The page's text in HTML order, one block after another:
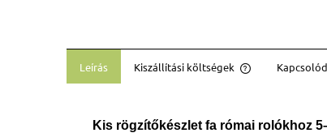
Leírás Kiszállítási költségek
költségeket
Kis rögzítőkészlet fa római rolókhoz